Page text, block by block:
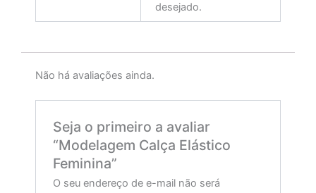
desejado.
Não há avaliações ainda.
Seja o primeiro a avaliar
“Modelagem Calça Elástico
Feminina”
O seu endereço de e-mail não será